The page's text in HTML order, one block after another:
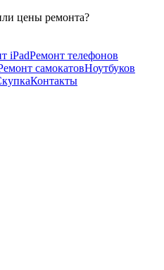
цены ремонта?
iPadРемонт телефонов
самокатовНоутбуков
Контакты